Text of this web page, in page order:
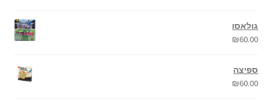
גולאסו
₪60.00
ספיצה
₪60.00